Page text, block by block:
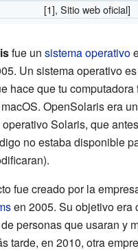
[1], Sitio web oficial]
fue un sistema operativo
Un sistema operativo
hace que tu computadora
OpenSolaris era
Solaris, que
no estaba disponible
fue creado por la
en 2005. Su objetivo era
personas que usaran y
tarde, en 2010, otra